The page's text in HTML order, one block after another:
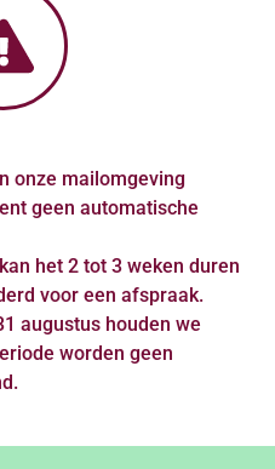
onze mailomgeving
geen automatische
het 2 tot 3 weken duren
voor een afspraak.
augustus houden we
worden geen